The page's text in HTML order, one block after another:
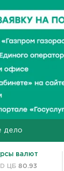
дело
валют
ЦБ 80.93